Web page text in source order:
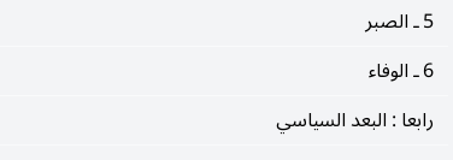
5 ـ الصبر
6 ـ الوفاء
رابعا : البعد السياسي